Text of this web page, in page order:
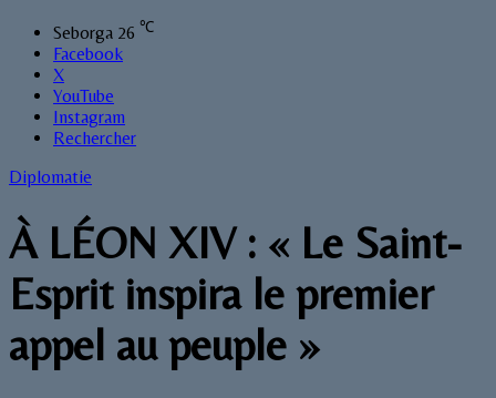
Seborga 26 ℃
Facebook
X
YouTube
Instagram
Rechercher
Diplomatie
À LÉON XIV : « Le Saint-
Esprit inspira le premier
appel au peuple »